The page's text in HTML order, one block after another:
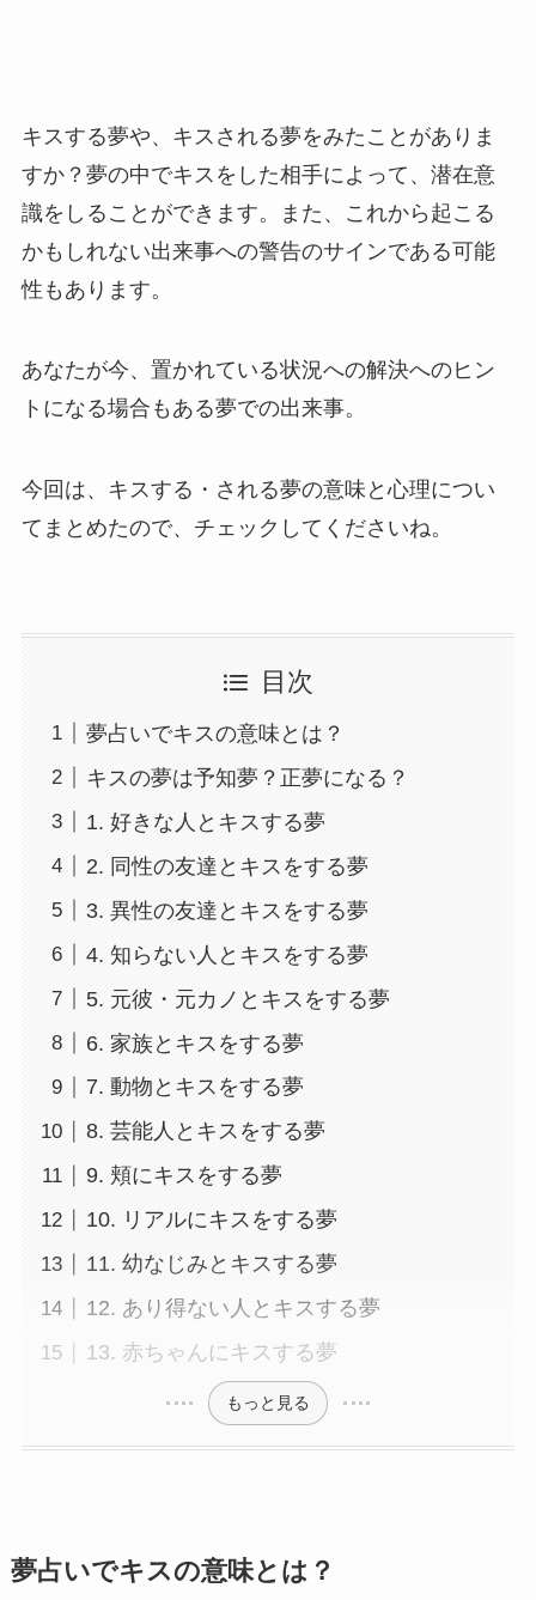
キスする夢や、キスされる夢をみたことがありま
すか？夢の中でキスをした相手によって、潜在意
識をしることができます。また、これから起こる
かもしれない出来事への警告のサインである可能
性もあります。
あなたが今、置かれている状況への解決へのヒン
トになる場合もある夢での出来事。
今回は、キスする・される夢の意味と心理につい
てまとめたので、チェックしてくださいね。
目次
夢占いでキスの意味とは？
キスの夢は予知夢？正夢になる？
1. 好きな人とキスする夢
2. 同性の友達とキスをする夢
3. 異性の友達とキスをする夢
4. 知らない人とキスをする夢
5. 元彼・元カノとキスをする夢
6. 家族とキスをする夢
7. 動物とキスをする夢
8. 芸能人とキスをする夢
9. 頬にキスをする夢
10. リアルにキスをする夢
11. 幼なじみとキスする夢
12. あり得ない人とキスする夢
13. 赤ちゃんにキスする夢
もっと見る
夢占いでキスの意味とは？